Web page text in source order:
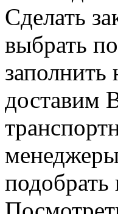
Сделать
выбрать
доставим